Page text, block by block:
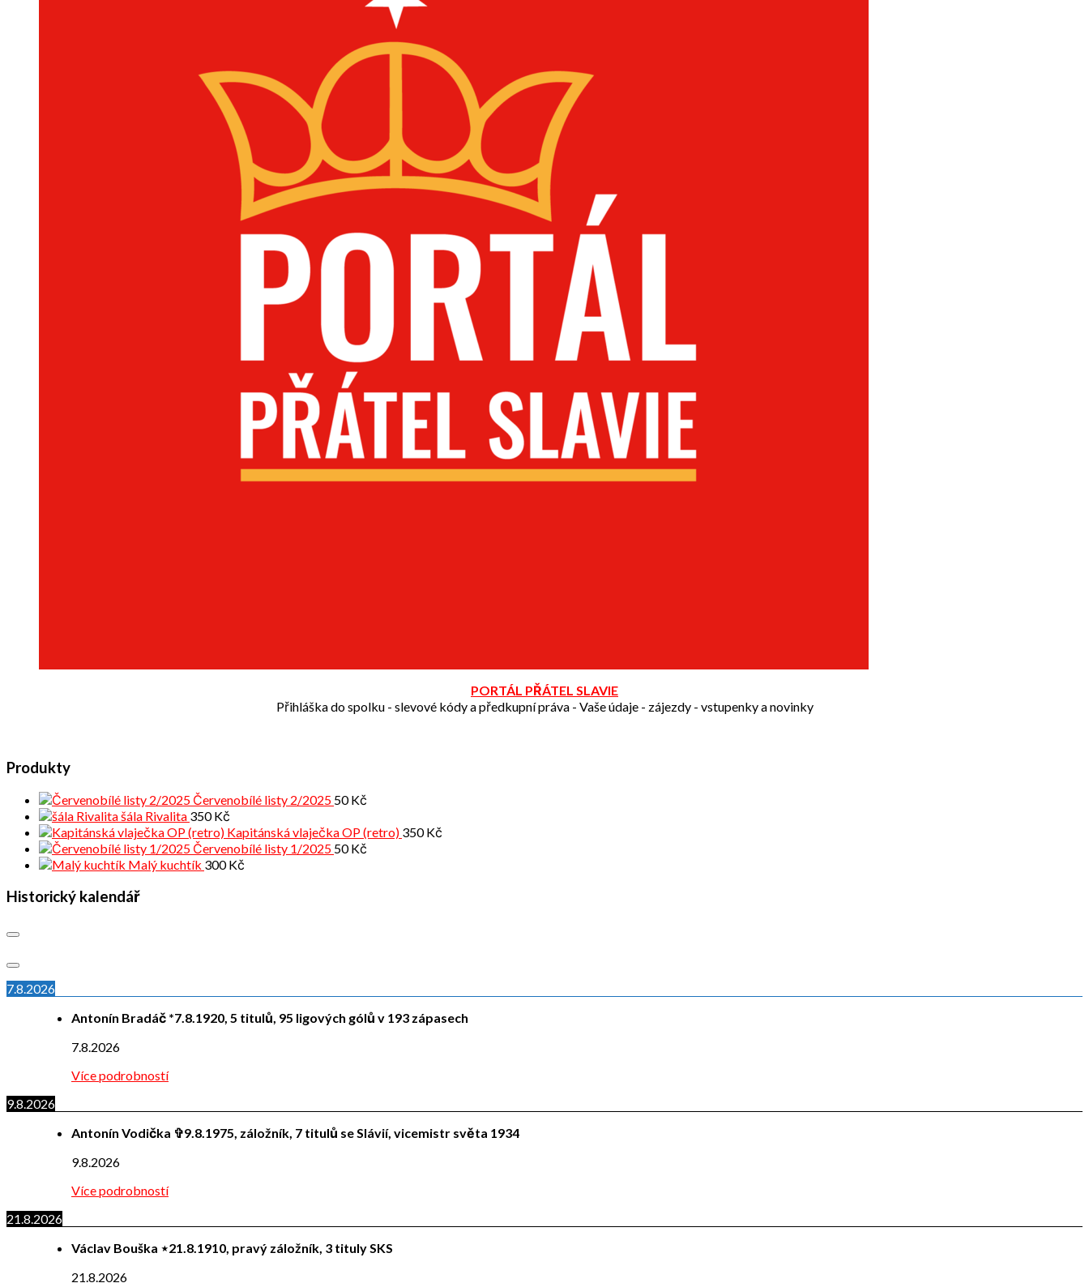
PORTÁL PŘÁTEL SLAVIE
Přihláška do spolku - slevové kódy a předkupní práva - Vaše údaje - zájezdy - vstupenky a novinky
Produkty
Červenobílé listy 2/2025 50Kč
šála Rivalita 350Kč
Kapitánská vlaječka OP (retro) 350Kč
Červenobílé listy 1/2025 50Kč
Malý kuchtík 300Kč
Historický kalendář
7.8.2026
Antonín Bradáč *7.8.1920, 5 titulů, 95 ligových gólů v 193 zápasech
7.8.2026
Více podrobností
9.8.2026
Antonín Vodička ✞9.8.1975, záložník, 7 titulů se Slávií, vicemistr světa 1934
9.8.2026
Více podrobností
21.8.2026
Václav Bouška ⋆21.8.1910, pravý záložník, 3 tituly SKS
21.8.2026